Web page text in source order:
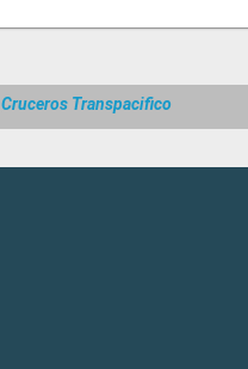
Cruceros Transpacifico